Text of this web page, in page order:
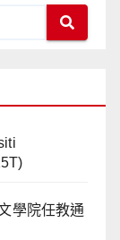
學院任教通